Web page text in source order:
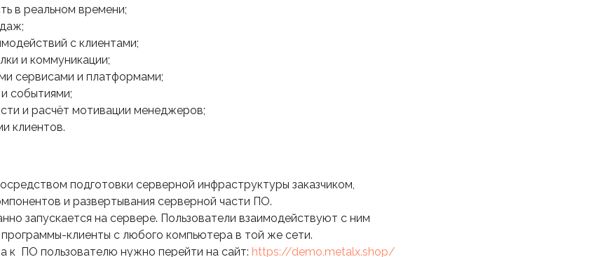
в реальном времени;
с клиентами;
и коммуникации;
сервисами и платформами;
событиями;
и расчёт мотивации менеджеров;
клиентов.
подготовки серверной инфраструктуры заказчиком,
и развертывания серверной части ПО.
запускается на сервере. Пользователи взаимодействуют с ним
клиенты с любого компьютера в той же сети.
к ПО пользователю нужно перейти на сайт: https://demo.metalx.shop/